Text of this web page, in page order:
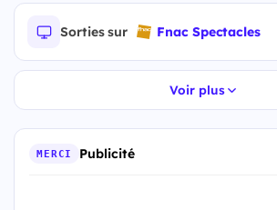
Sorties sur Fnac Spectacles
Voir plus
MERCI Publicité